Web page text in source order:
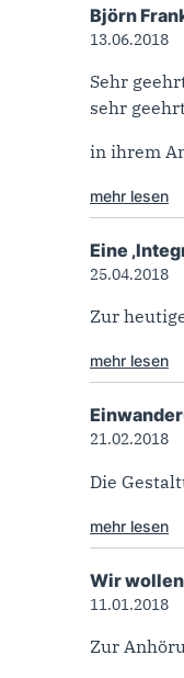
Björn
13.06.2018
Sehr
sehr
in ihrem
mehr lesen
Eine
25.04.2018
Zur
mehr lesen
21.02.2018
Die
mehr lesen
Wir
11.01.2018
Zur